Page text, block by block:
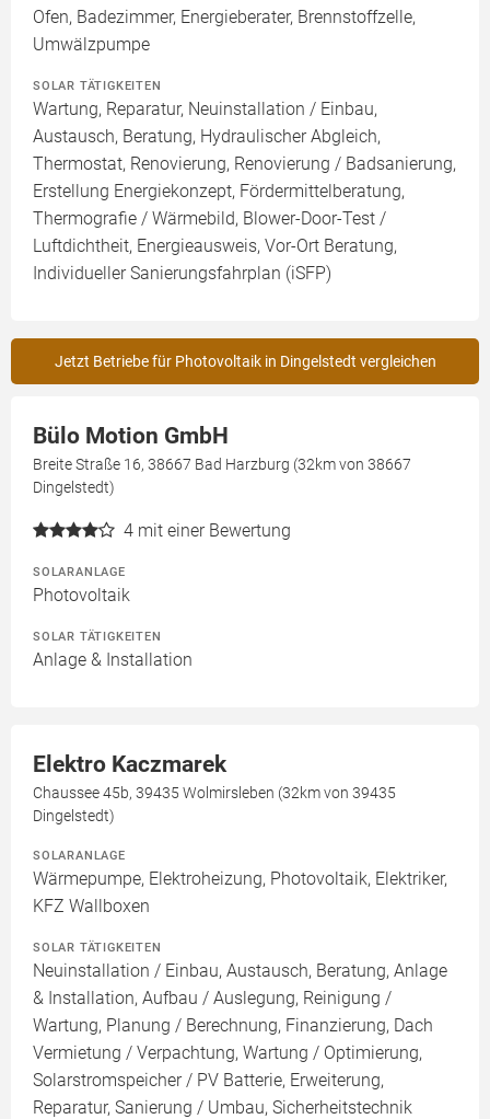
Ofen, Badezimmer, Energieberater, Brennstoffzelle,
Umwälzpumpe
SOLAR TÄTIGKEITEN
Wartung, Reparatur, Neuinstallation / Einbau,
Austausch, Beratung, Hydraulischer Abgleich,
Thermostat, Renovierung, Renovierung / Badsanierung,
Erstellung Energiekonzept, Fördermittelberatung,
Thermografie / Wärmebild, Blower-Door-Test /
Luftdichtheit, Energieausweis, Vor-Ort Beratung,
Individueller Sanierungsfahrplan (iSFP)
Jetzt Betriebe für Photovoltaik in Dingelstedt vergleichen
Bülo Motion GmbH
Breite Straße 16, 38667 Bad Harzburg (32km von 38667
Dingelstedt)
4 mit einer Bewertung
SOLARANLAGE
Photovoltaik
SOLAR TÄTIGKEITEN
Anlage & Installation
Elektro Kaczmarek
Chaussee 45b, 39435 Wolmirsleben (32km von 39435
Dingelstedt)
SOLARANLAGE
Wärmepumpe, Elektroheizung, Photovoltaik, Elektriker,
KFZ Wallboxen
SOLAR TÄTIGKEITEN
Neuinstallation / Einbau, Austausch, Beratung, Anlage
& Installation, Aufbau / Auslegung, Reinigung /
Wartung, Planung / Berechnung, Finanzierung, Dach
Vermietung / Verpachtung, Wartung / Optimierung,
Solarstromspeicher / PV Batterie, Erweiterung,
Reparatur, Sanierung / Umbau, Sicherheitstechnik